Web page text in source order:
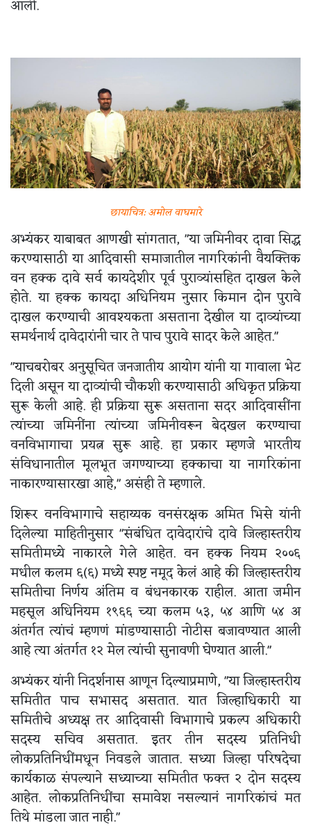
आली.
छायाचित्र: अमोल वाघमारे
अभ्यंकर याबाबत आणखी सांगतात, "या जमिनीवर दावा सिद्ध
करण्यासाठी या आदिवासी समाजातील नागरिकांनी वैयक्तिक
वन हक्क दावे सर्व कायदेशीर पूर्व पुराव्यांसहित दाखल केले
होते. या हक्क कायदा अधिनियम नुसार किमान दोन पुरावे
दाखल करण्याची आवश्यकता असताना देखील या दाव्यांच्या
समर्थनार्थ दावेदारांनी चार ते पाच पुरावे सादर केले आहेत."
"याचबरोबर अनुसूचित जनजातीय आयोग यांनी या गावाला भेट
दिली असून या दाव्यांची चौकशी करण्यासाठी अधिकृत प्रक्रिया
सुरू केली आहे. ही प्रक्रिया सुरू असताना सदर आदिवासींना
त्यांच्या जमिनींना त्यांच्या जमिनीवरून बेदखल करण्याचा
वनविभागाचा प्रयत्न सुरू आहे. हा प्रकार म्हणजे भारतीय
संविधानातील मूलभूत जगण्याच्या हक्काचा या नागरिकांना
नाकारण्यासारखा आहे," असंही ते म्हणाले.
शिरूर वनविभागाचे सहाय्यक वनसंरक्षक अमित भिसे यांनी
दिलेल्या माहितीनुसार "संबंधित दावेदारांचे दावे जिल्हास्तरीय
समितीमध्ये नाकारले गेले आहेत. वन हक्क नियम २००६
मधील कलम ६(६) मध्ये स्पष्ट नमूद केलं आहे की जिल्हास्तरीय
समितीचा निर्णय अंतिम व बंधनकारक राहील. आता जमीन
महसूल अधिनियम १९६६ च्या कलम ५३, ५४ आणि ५४ अ
अंतर्गत त्यांचं म्हणणं मांडण्यासाठी नोटीस बजावण्यात आली
आहे त्या अंतर्गत १२ मेल त्यांची सुनावणी घेण्यात आली."
अभ्यंकर यांनी निदर्शनास आणून दिल्याप्रमाणे, "या जिल्हास्तरीय
समितीत पाच सभासद असतात. यात जिल्हाधिकारी या
समितीचे अध्यक्ष तर आदिवासी विभागाचे प्रकल्प अधिकारी
सदस्य सचिव असतात. इतर तीन सदस्य प्रतिनिधी
लोकप्रतिनिधींमधून निवडले जातात. सध्या जिल्हा परिषदेचा
कार्यकाळ संपल्याने सध्याच्या समितीत फक्त २ दोन सदस्य
आहेत. लोकप्रतिनिधींचा समावेश नसल्यानं नागरिकांचं मत
तिथे मांडला जात नाही."